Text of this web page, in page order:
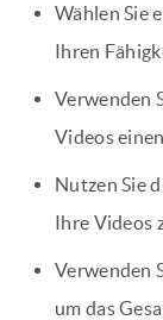
Wählen Sie
Ihren
Verwenden
Videos
Nutzen Sie
Ihre Videos
Verwenden
um das